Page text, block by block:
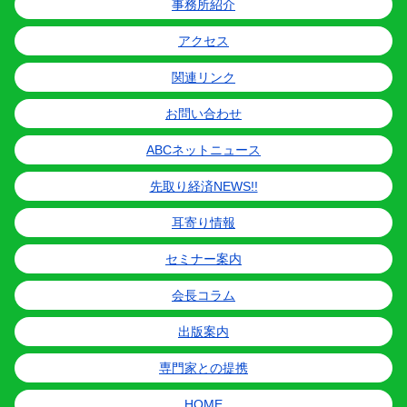
事務所紹介
アクセス
関連リンク
お問い合わせ
ABCネットニュース
先取り経済NEWS!!
耳寄り情報
セミナー案内
会長コラム
出版案内
専門家との提携